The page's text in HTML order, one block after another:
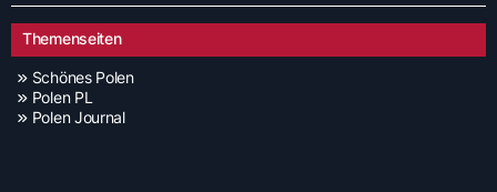
Themenseiten
Schönes Polen
Polen PL
Polen Journal